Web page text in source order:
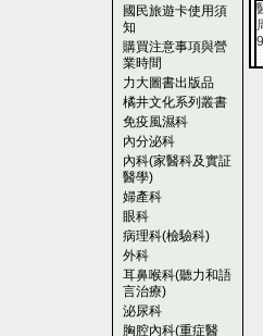
國民旅遊卡使用須
知
購買注意事項與營
業時間
力大圖書出版品
橘井文化系列叢書
免疫風濕科
內分泌科
內科(家醫科及實証
醫學)
婦產科
眼科
病理科(檢驗科)
外科
耳鼻喉科(聽力和語
言治療)
泌尿科
胸腔內科(重症醫